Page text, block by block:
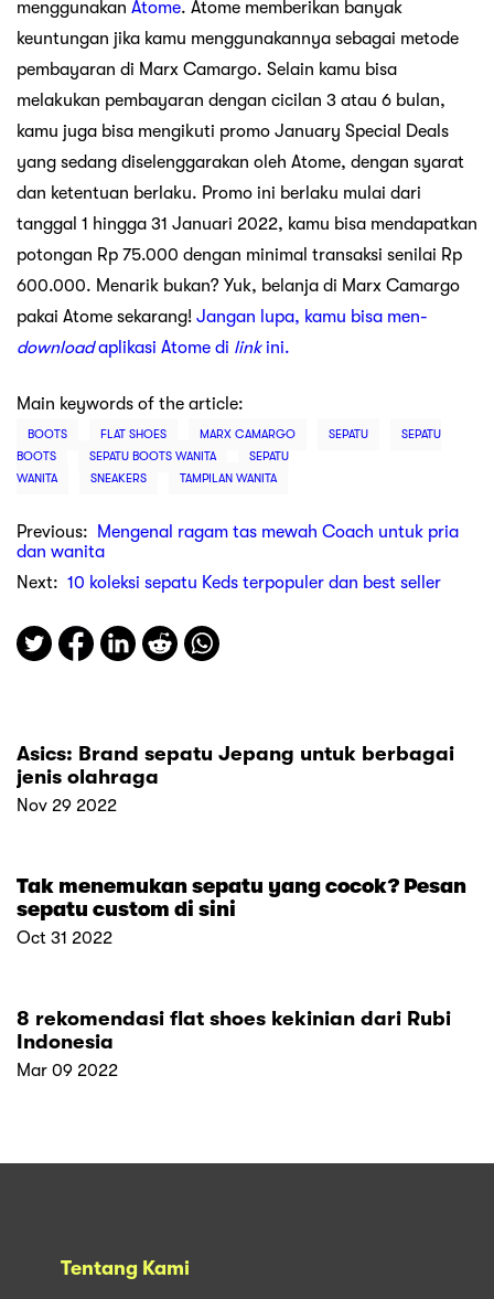
menggunakan Atome. Atome memberikan banyak
keuntungan jika kamu menggunakannya sebagai metode
pembayaran di Marx Camargo. Selain kamu bisa
melakukan pembayaran dengan cicilan 3 atau 6 bulan,
kamu juga bisa mengikuti promo January Special Deals
yang sedang diselenggarakan oleh Atome, dengan syarat
dan ketentuan berlaku. Promo ini berlaku mulai dari
tanggal 1 hingga 31 Januari 2022, kamu bisa mendapatkan
potongan Rp 75.000 dengan minimal transaksi senilai Rp
600.000. Menarik bukan? Yuk, belanja di Marx Camargo
pakai Atome sekarang! Jangan lupa, kamu bisa men-
downloadaplikasi Atome di linkini.
Main keywords of the article:
BOOTS FLAT SHOES MARX CAMARGO SEPATU
SEPATU
BOOTS
SEPATU BOOTS WANITA
SEPATU
WANITA
SNEAKERS TAMPILAN WANITA
Previous:
Mengenal ragam tas mewah Coach untuk pria
dan wanita
Next: 10 koleksi sepatu Keds terpopuler dan best seller
Asics: Brand sepatu Jepang untuk berbagai
jenis olahraga
Nov 29 2022
Tak menemukan sepatu yang cocok? Pesan
sepatu custom di sini
Oct 31 2022
8 rekomendasi flat shoes kekinian dari Rubi
Indonesia
Mar 09 2022
Tentang Kami